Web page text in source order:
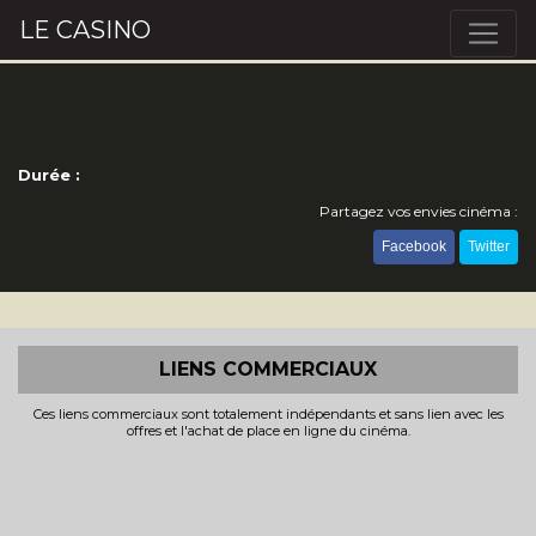
LE CASINO
Durée :
Partagez vos envies cinéma :
Facebook Twitter
LIENS COMMERCIAUX
Ces liens commerciaux sont totalement indépendants et sans lien avec les
offres et l'achat de place en ligne du cinéma.